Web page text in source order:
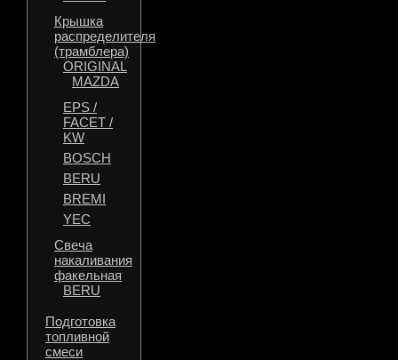
Крышка
распределителя
(трамблера)
ORIGINAL
MAZDA
EPS /
FACET /
KW
BOSCH
BERU
BREMI
YEC
Свеча
накаливания
факельная
BERU
Подготовка
топливной
смеси